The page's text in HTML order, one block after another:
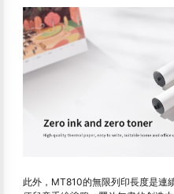
此外，MT810的無限列印長度是連